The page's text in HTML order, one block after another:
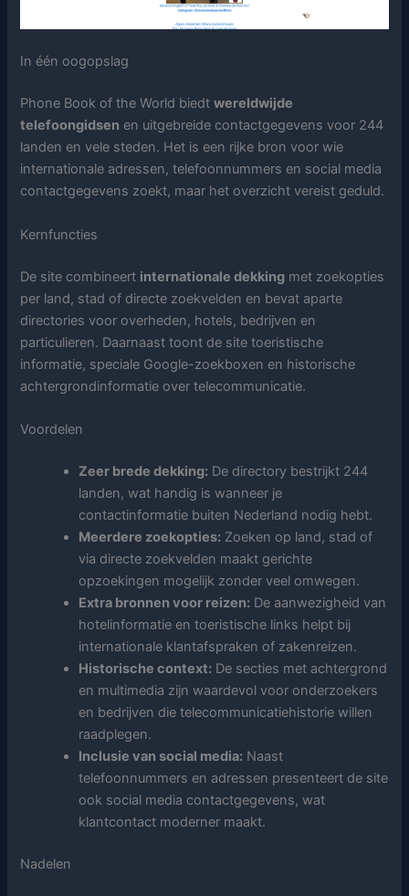
In één oogopslag
Phone Book of the World biedtwereldwijde
telefoongidsen en uitgebreide contactgegevens voor 244
landen en vele steden. Het is een rijke bron voor wie
internationale adressen, telefoonnummers en social media
contactgegevens zoekt, maar het overzicht vereist geduld.
Kernfuncties
De site combineert internationale dekking met zoekopties
per land, stad of directe zoekvelden en bevat aparte
directories voor overheden, hotels, bedrijven en
particulieren. Daarnaast toont de site toeristische
informatie, speciale Google-zoekboxen en historische
achtergrondinformatie over telecommunicatie.
Voordelen
Zeer brede dekking: De directory bestrijkt 244
landen, wat handig is wanneer je
contactinformatie buiten Nederland nodig hebt.
Meerdere zoekopties: Zoeken op land, stad of
via directe zoekvelden maakt gerichte
opzoekingen mogelijk zonder veel omwegen.
Extra bronnen voor reizen: De aanwezigheid van
hotelinformatie en toeristische links helpt bij
internationale klantafspraken of zakenreizen.
Historische context: De secties met achtergrond
en multimedia zijn waardevol voor onderzoekers
en bedrijven die telecommunicatiehistorie willen
raadplegen.
Inclusie van social media: Naast
telefoonnummers en adressen presenteert de site
ook social media contactgegevens, wat
klantcontact moderner maakt.
Nadelen